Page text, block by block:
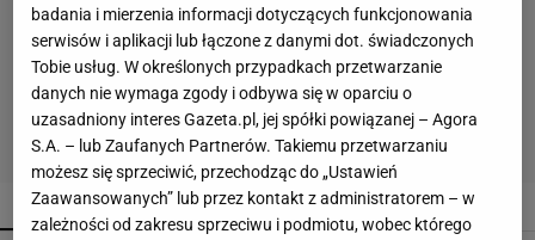
POPULARNE NAJNOWSZE
badania i mierzenia informacji dotyczących funkcjonowania
serwisów i aplikacji lub łączone z danymi dot. świadczonych
Tobie usług. W określonych przypadkach przetwarzanie
danych nie wymaga zgody i odbywa się w oparciu o
uzasadniony interes Gazeta.pl, jej spółki powiązanej – Agora
S.A. – lub Zaufanych Partnerów. Takiemu przetwarzaniu
możesz się sprzeciwić, przechodząc do „Ustawień
Zaawansowanych” lub przez kontakt z administratorem – w
zależności od zakresu sprzeciwu i podmiotu, wobec którego